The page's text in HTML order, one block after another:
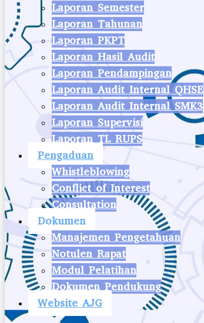
Laporan Semester
Laporan Tahunan
Laporan PKPT
Laporan Hasil Audit
Laporan Pendampingan
Laporan Audit Internal QHSE
Laporan Audit Internal SMK3
Laporan Supervisi
Laporan TL RUPS
Pengaduan
Whistleblowing
Conflict of Interest
Consultation
Dokumen
Manajemen Pengetahuan
Notulen Rapat
Modul Pelatihan
Dokumen Pendukung
Website AJG